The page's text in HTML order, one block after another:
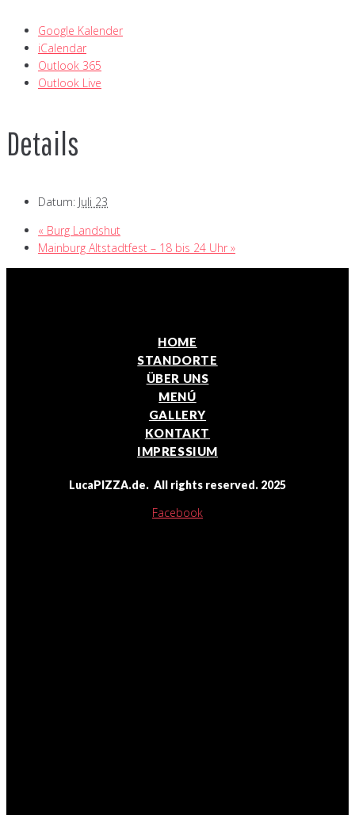
Google Kalender
iCalendar
Outlook 365
Outlook Live
Details
Datum: Juli 23
« Burg Landshut
Mainburg Altstadtfest – 18 bis 24 Uhr »
HOME
STANDORTE
ÜBER UNS
MENÚ
GALLERY
KONTAKT
IMPRESSIUM
LucaPIZZA.de. All rights reserved. 2025
Facebook